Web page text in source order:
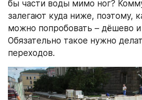
бы части воды мимо ног?
залегают куда ниже, поэтому,
можно попробовать – дёшево и
Обязательно такое нужно
переходов.